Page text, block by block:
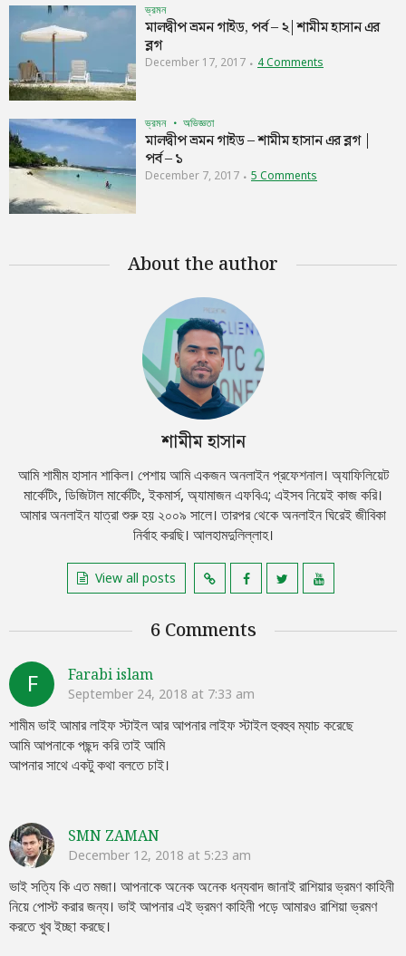
ভ্রমন
মালদ্বীপ ভ্রমন গাইড, পর্ব – ২|শামীম হাসান এর
ব্লগ
December 17, 2017 4 Comments
ভ্রমন অভিজ্ঞতা
মালদ্বীপ ভ্রমন গাইড – শামীম হাসান এর ব্লগ |
পর্ব – ১
December 7, 2017 5 Comments
About the author
শামীম হাসান
আমি শামীম হাসান শাকিল। পেশায় আমি একজন অনলাইন প্রফেশনাল। অ্যাফিলিয়েট
মার্কেটিং, ডিজিটাল মার্কেটিং, ইকমার্স, অ্যামাজন এফবিএ; এইসব নিয়েই কাজ করি।
আমার অনলাইন যাত্রা শুরু হয় ২০০৯ সালে। তারপর থেকে অনলাইন ঘিরেই জীবিকা
নির্বাহ করছি। আলহামদুলিল্লাহ।
View all posts
6 Comments
F Farabi islam
September 24, 2018 at 7:33 am
শামীম ভাই আমার লাইফ স্টাইল আর আপনার লাইফ স্টাইল হুবহুব ম্যাচ করেছে
আমি আপনাকে পছন্দ করি তাই আমি
আপনার সাথে একটু কথা বলতে চাই।
SMN ZAMAN
December 12, 2018 at 5:23 am
ভাই সত্যি কি এত মজা। আপনাকে অনেক অনেক ধন্যবাদ জানাই রাশিয়ার ভ্রমণ কাহিনী
নিয়ে পোস্ট করার জন্য। ভাই আপনার এই ভ্রমণ কাহিনী পড়ে আমারও রাশিয়া ভ্রমণ
করতে খুব ইচ্ছা করছে।